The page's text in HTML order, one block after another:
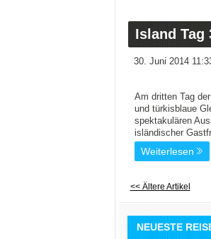
Island
30. Juni 2014
Am dritten Tag
und türkisblaue
spektakulären
isländischer
Weiterlesen
<< Ältere Artikel
NEUESTE